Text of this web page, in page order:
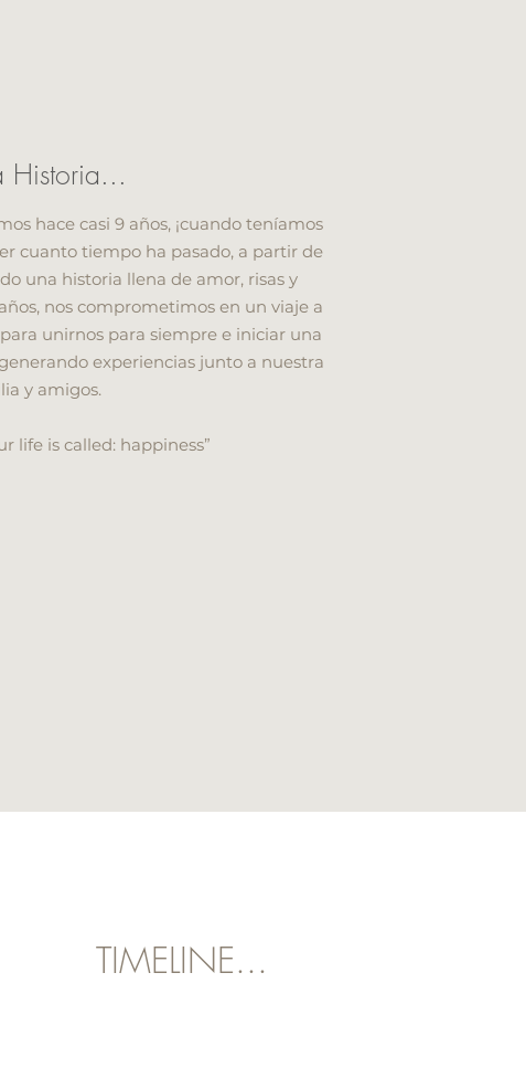
Historia...
hace casi 9 años, ¡cuando teníamos
cuanto tiempo ha pasado, a partir de
una historia llena de amor, risas y
nos comprometimos en un viaje a
unirnos para siempre e iniciar una
experiencias junto a nuestra
y amigos.
life is called: happiness”
TIMELINE...